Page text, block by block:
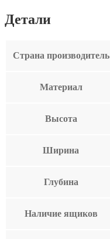
Детали
Страна производитель
Материал
Высота
Ширина
Глубина
Наличие ящиков